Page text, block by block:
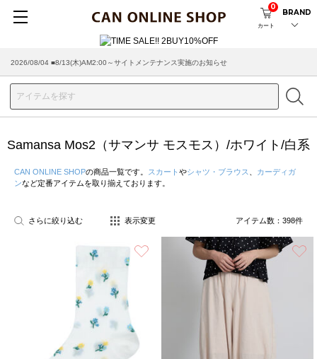
カート
0
BRAND
2026/07/29 ■【お知らせ】ヤマト運輸の配送遅延・停止について
Samansa Mos2（サマンサ モスモス）/ホワイト/白系
CAN ONLINE SHOPの商品一覧です。 スカート やシャツ・ブラウス
カーディガ
ンなど定番アイテムを取り揃えております。
さらに絞り込む 表示変更 アイテム数： 398件
お気に入り